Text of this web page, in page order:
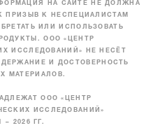
НА САЙТЕ НЕ ДОЛЖНА
ПРИЗЫВ К НЕСПЕЦИАЛИСТАМ
ИЛИ ИСПОЛЬЗОВАТЬ
ООО «ЦЕНТР
ИССЛЕДОВАНИЙ» НЕ НЕСЁТ
И ДОСТОВЕРНОСТЬ
МАТЕРИАЛОВ.
ООО «ЦЕНТР
ИССЛЕДОВАНИЙ»
– 2026 ГГ.